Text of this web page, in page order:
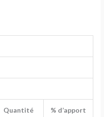
Quantité
% d’apport